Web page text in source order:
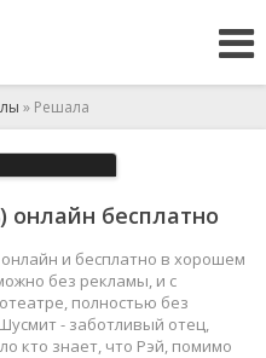
» Решала
онлайн бесплатно
и бесплатно в хорошем
без рекламы, и с
полностью без
- заботливый отец,
кто знает, что Рэй, помимо